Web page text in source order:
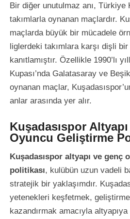
Bir diğer unutulmaz anı, Türkiye
takımlarla oynanan maçlardır.
maçlarda büyük bir mücadele
liglerdeki takımlara karşı dişli
kanıtlamıştır. Özellikle 1990’lı
Kupası’nda Galatasaray ve
oynanan maçlar,
anlar arasında yer alır.
Kuşadasıspor
Oyuncu Geliştirme
Kuşadasıspor altyapı ve genç
politikası, kulübün uzun vadeli
stratejik bir yaklaşımdır.
yetenekleri keşfetmek,
kazandırmak amacıyla